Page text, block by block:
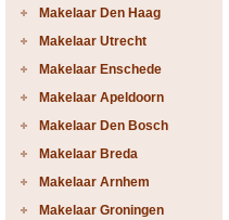
Makelaar Den Haag
Makelaar Utrecht
Makelaar Enschede
Makelaar Apeldoorn
Makelaar Den Bosch
Makelaar Breda
Makelaar Arnhem
Makelaar Groningen